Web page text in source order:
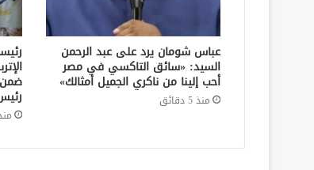
عباس شومان يرد على عبد الرحمن
السيد: «سائق التاكسي في مصر
أحب إلينا من ناكري الجميل أمثالك»
منذ 5 دقائق
منذ 3